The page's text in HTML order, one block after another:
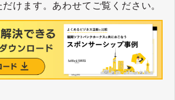
けます。あわせてご覧ください。